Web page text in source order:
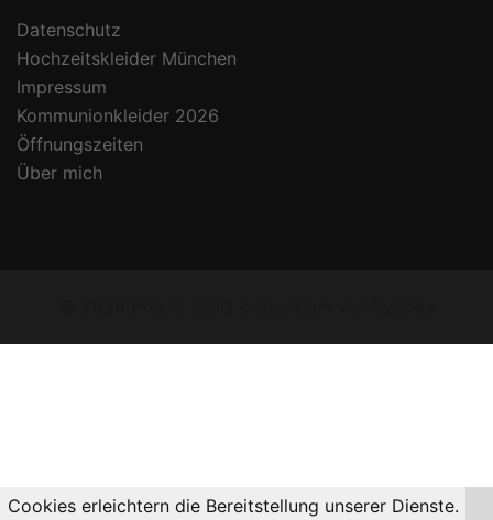
Datenschutz
Hochzeitskleider München
Impressum
Kommunionkleider 2026
Öffnungszeiten
Über mich
Cookies erleichtern die Bereitstellung unserer Dienste.